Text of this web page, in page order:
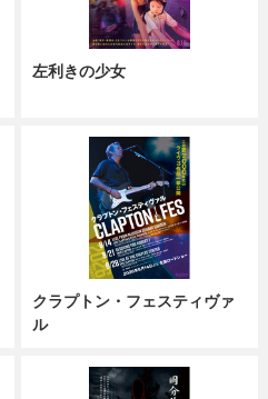
左利きの少女
クラプトン・フェスティヴァ
ル